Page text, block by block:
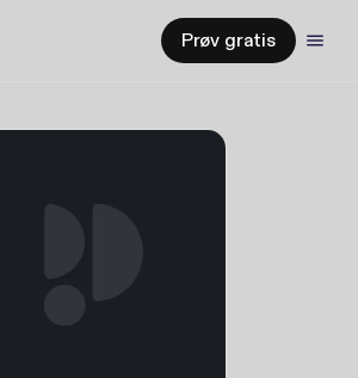
Prøv gratis